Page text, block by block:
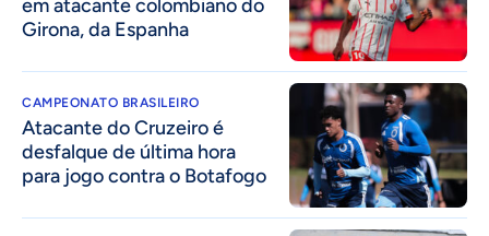
em atacante colombiano do
Girona, da Espanha
CAMPEONATO BRASILEIRO
Atacante do Cruzeiro é
desfalque de última hora
para jogo contra o Botafogo